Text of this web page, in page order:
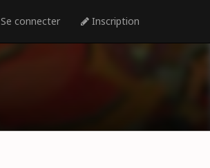
Se connecter Inscription